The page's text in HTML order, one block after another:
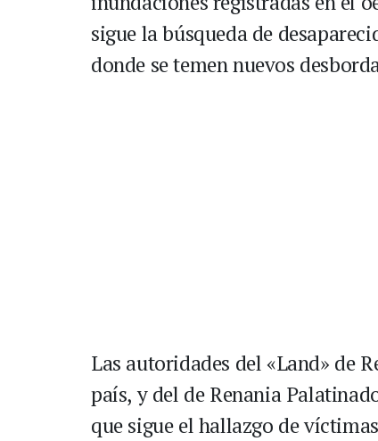
sigue la búsqueda de
donde se temen nuevos
Las autoridades del «Land» de
país, y del de Renania
que sigue el hallazgo de